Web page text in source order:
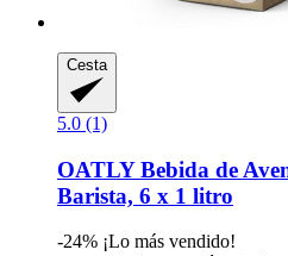
Cesta
5.0 (1)
OATLYBebida de
Barista, 6 x 1 litro
-24% ¡Lo más vendido!